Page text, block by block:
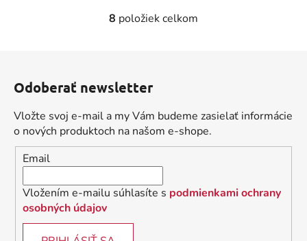
O
d
c
i
e
v
8 položiek celkom
Odoberať newsletter
Vložte svoj e-mail a my Vám budeme zasielať informácie
o nových produktoch na našom e-shope.
Email
Vložením e-mailu súhlasíte s podmienkami ochrany
osobných údajov